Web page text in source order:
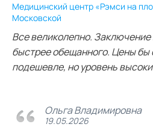
Медицинский центр «Рэмси на
Московской
Все великолепно.
быстрее обещанного. Цены бы
подешевле, но уровень
Ольга Владимировна
19.05.2026